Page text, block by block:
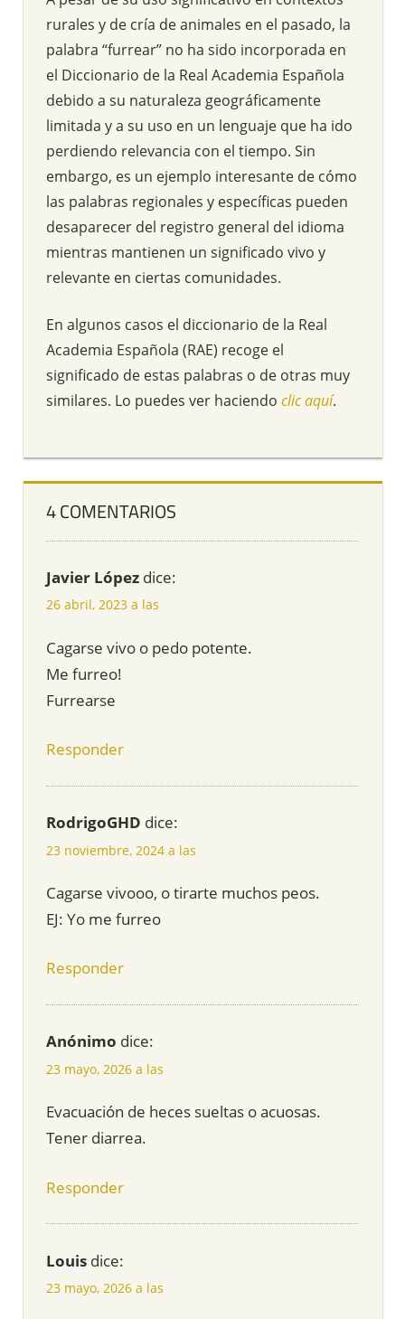
rurales y de cría de animales en el pasado, la
palabra “furrear” no ha sido incorporada en
el Diccionario de la Real Academia Española
debido a su naturaleza geográficamente
limitada y a su uso en un lenguaje que ha ido
perdiendo relevancia con el tiempo. Sin
embargo, es un ejemplo interesante de cómo
las palabras regionales y específicas pueden
desaparecer del registro general del idioma
mientras mantienen un significado vivo y
relevante en ciertas comunidades.
En algunos casos el diccionario de la Real
Academia Española (RAE) recoge el
significado de estas palabras o de otras muy
similares. Lo puedes ver haciendo clic aquí.
4 COMENTARIOS
Javier López dice:
26 abril, 2023 a las
Cagarse vivo o pedo potente.
Me furreo!
Furrearse
Responder
RodrigoGHD dice:
23 noviembre, 2024 a las
Cagarse vivooo, o tirarte muchos peos.
EJ: Yo me furreo
Responder
Anónimo dice:
23 mayo, 2026 a las
Evacuación de heces sueltas o acuosas.
Tener diarrea.
Responder
Louis dice:
23 mayo, 2026 a las